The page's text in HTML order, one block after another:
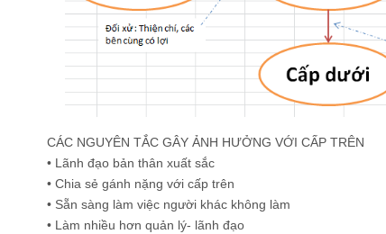
CÁC NGUYÊN TẮC GÂY ẢNH HƯỞNG VỚI CẤP TRÊN
• Lãnh đạo bản thân xuất sắc
• Chia sẻ gánh nặng với cấp trên
• Sẵn sàng làm việc người khác không làm
• Làm nhiều hơn quản lý- lãnh đạo